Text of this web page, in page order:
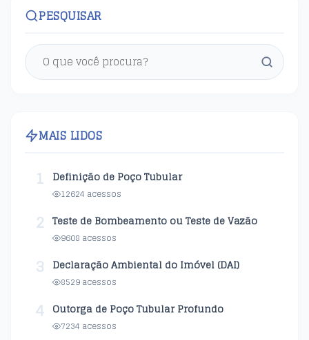
PESQUISAR
MAIS LIDOS
1 Definição de Poço Tubular
12624 acessos
2 Teste de Bombeamento ou Teste de Vazão
9608 acessos
3 Declaração Ambiental do Imóvel (DAI)
8529 acessos
4 Outorga de Poço Tubular Profundo
7234 acessos